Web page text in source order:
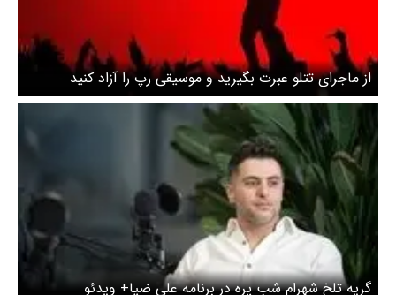
از ماجرای تتلو عبرت بگیرید و موسیقی رپ را آزاد کنید
گریه تلخ شهرام شب پره در برنامه علی ضیا+ ویدئو